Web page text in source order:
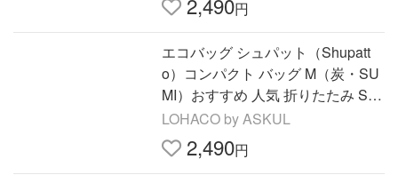
円
エコバッグ シュパット（Shupatt
o）コンパクト バッグ M（炭・SU
MI）おすすめ 人気 折りたたみ S46
7SU 1個 マーナ
LOHACO by ASKUL
2,490円